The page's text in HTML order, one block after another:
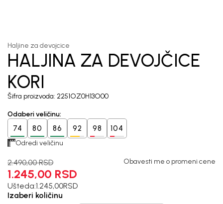
Haljine za devojcice
HALJINA ZA DEVOJČICE
KORI
Šifra proizvoda: 2251OZ0H13O00
Odaberi veličinu:
74 80 86 92 98 104
Odredi veličinu
2.490,00 RSD
1.245,00 RSD
Ušteda:1.245,00RSD
Obavesti me o promeni cene
Izaberi količinu